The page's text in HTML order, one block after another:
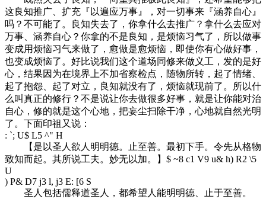
这良知推广、扩充『以遍应万事』，对一切事来『涵养自心』
吗？不可能了。良知失去了，你拿什么去推广？拿什么去应对
万事、涵养自心？你拿的不是良知，是烦恼习气了，所以做事
变成用烦恼习气来做了，愈做是愈烦恼，即使你有心做好事，
也变成烦恼了。好比说我们这个道场同修来做义工，发的是好
心，结果因为在境界上不加省察检点，随物所转，起了情绪、
起了抱怨、起了对立，良知就没有了，烦恼就现前了。所以什
么叫真正的修行？不是说让你去做很多好事，就是让你能对治
自心，修的就是这个心地，把妄尘扫除干净，心地就自然光明
了。下面印祖又说：
: `; U$ L5 ^" H
【是以圣人欲人明明德。止至善。最初下手。令先从格物
致知而起。其所说工夫。妙无以加。】 $ ~8 c1 V9 u& h) R2 \5
U
) P& D7 j3 l, j3 E: [6 S
圣人包括儒释道圣人，都希望人能明明德、止于至善。